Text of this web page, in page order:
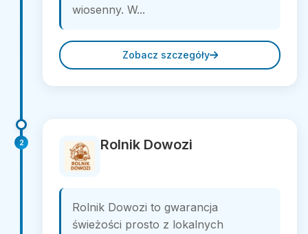
wiosenny. W...
Zobacz szczegóły
2 Rolnik Dowozi
Rolnik Dowozi to gwarancja
świeżości prosto z lokalnych